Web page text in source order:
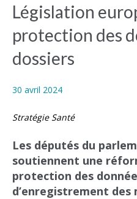
Législation
protection des
dossiers
30 avril 2024
Stratégie Santé
Les députés du
soutiennent une
protection des
d’enregistrement des